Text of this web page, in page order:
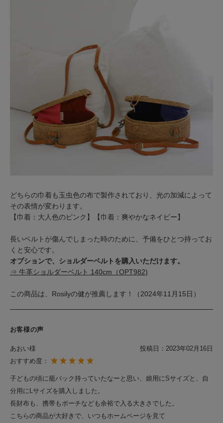
どちらの巾着も玉虫色の布で製作されており、光の加減によって
その表情が変わります。
【巾着：大人色のピンク】【巾着：爽やかなネイビー】
長いベルトが傷んでしまった時のために、予備をひとつ持ってお
くと安心です。
オプションで、ショルダーベルトを購入いただけます。
⇒ 牛革ショルダーベルト 140cm（OPT982)
この商品は、Rosilyの健が推薦します！（2024年11月15日）
お客様の声
あおい様 投稿日： 2023年02月16日
おすすめ度：
子どもの頃に籠バック持っていたなーと思い、娘用にSサイズと、自
分用にLサイズを購入しました。
長財布も、携帯もポーチなども余裕で入る大きさでした。
こちらの商品が大好きで、いつもホームページを見て